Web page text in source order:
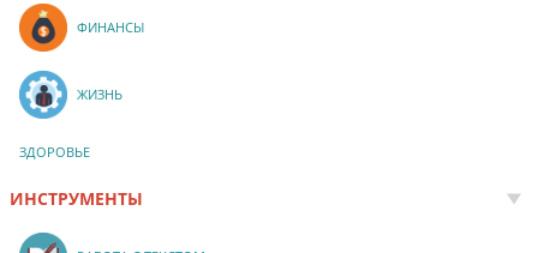
ФИНАНСЫ
ЖИЗНЬ
ЗДОРОВЬЕ
ИНСТРУМЕНТЫ